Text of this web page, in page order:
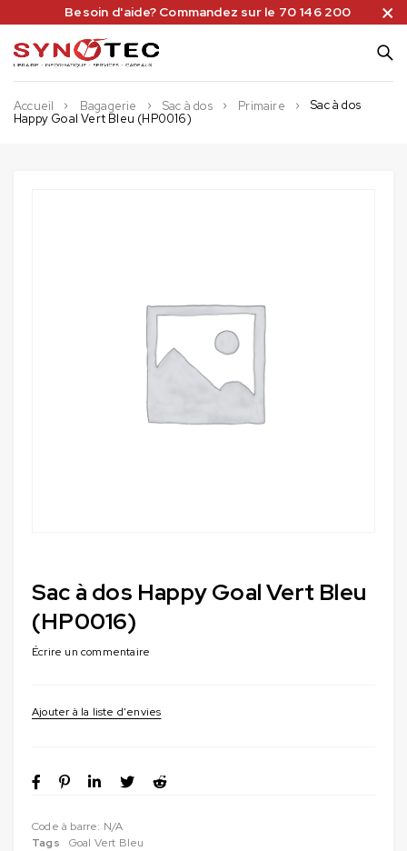
Besoin d'aide? Commandez sur le 70 146 200
Accueil Bagagerie Sac à dos Primaire
Sac à dos
Happy Goal Vert Bleu (HP0016)
Sac à dos Happy Goal Vert Bleu
(HP0016)
Écrire un commentaire
Code à barre: N/A
Tags
Goal Vert Bleu